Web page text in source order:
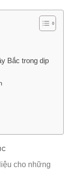
Bắc trong dịp
cho những